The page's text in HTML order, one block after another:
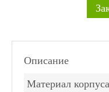
Описание
Материал